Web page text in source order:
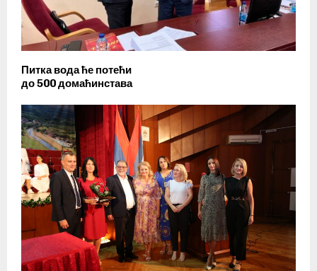
Питка вода ће потећи
до 500 домаћинстава